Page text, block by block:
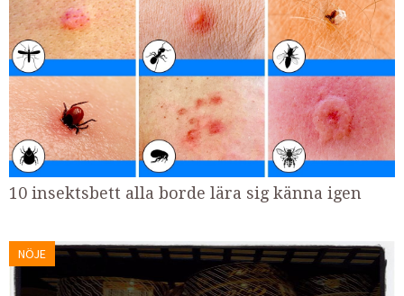
10 insektsbett alla borde lära sig känna igen
NÖJE